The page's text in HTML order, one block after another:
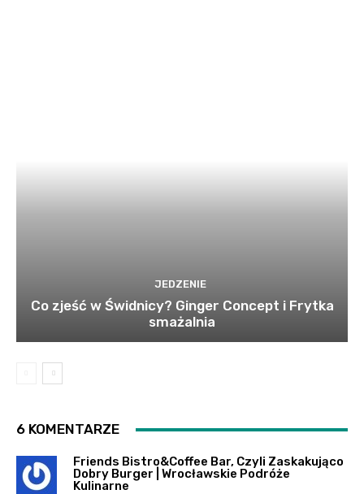
JEDZENIE
Co zjeść w Świdnicy? Ginger Concept i Frytka
smażalnia
6 KOMENTARZE
Friends Bistro&Coffee Bar, Czyli Zaskakująco
Dobry Burger | Wrocławskie Podróże
Kulinarne